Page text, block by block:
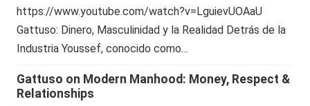
https://www.youtube.com/watch?v=LguievUOAaU
Gattuso: Dinero, Masculinidad y la Realidad Detrás de la
Industria Youssef, conocido como…
Gattuso on Modern Manhood: Money, Respect &
Relationships